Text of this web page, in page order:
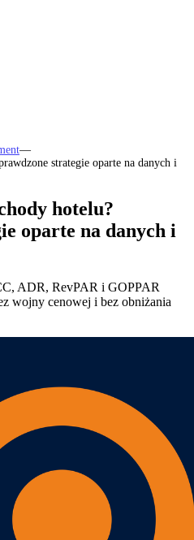
—
strategie oparte na danych i
hotelu?
oparte na danych i
ADR, RevPAR i GOPPAR
wojny cenowej i bez obniżania